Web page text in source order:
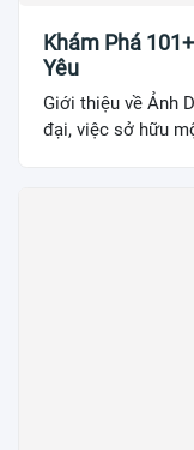
Khám Phá
Yêu
Giới thiệu về Ảnh
đại, việc sở hữu